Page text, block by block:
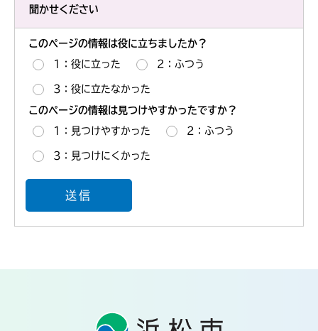
聞かせください
このページの情報は役に立ちましたか？
1：役に立った 2：ふつう
3：役に立たなかった
このページの情報は見つけやすかったですか？
1：見つけやすかった 2：ふつう
3：見つけにくかった